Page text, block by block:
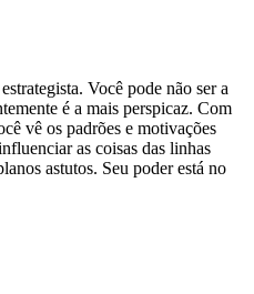
Você pode não ser a
é a mais perspicaz. Com
vê os padrões e motivações
as coisas das linhas
astutos. Seu poder está no